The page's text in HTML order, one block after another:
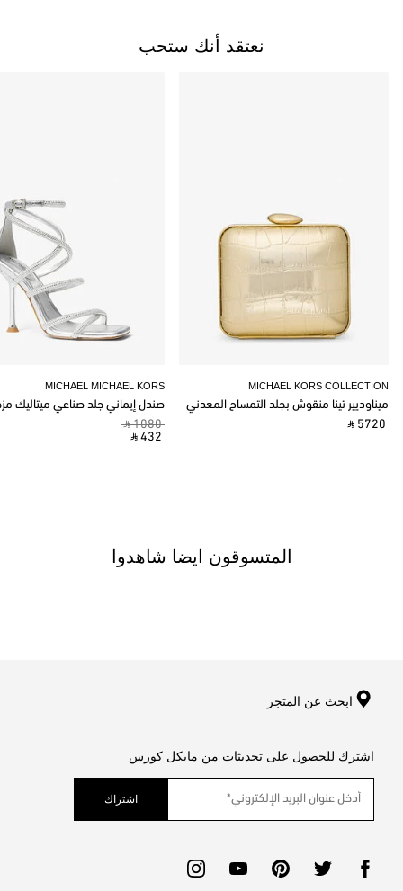
نعتقد أنك ستحب
MICHAEL MICHAEL KORS
صندل إيماني جلد صناعي ميتاليك
‎ ⃁ 1080 ‎
‎ ⃁ 432 ‎
MICHAEL KORS COLLECTION
ميناوديير تينا منقوش بجلد التمساح المعدني
‎ ⃁ 5720 ‎
المتسوقون ايضا شاهدوا
ابحث عن المتجر
اشترك للحصول على تحديثات من مايكل كورس
اشتراك